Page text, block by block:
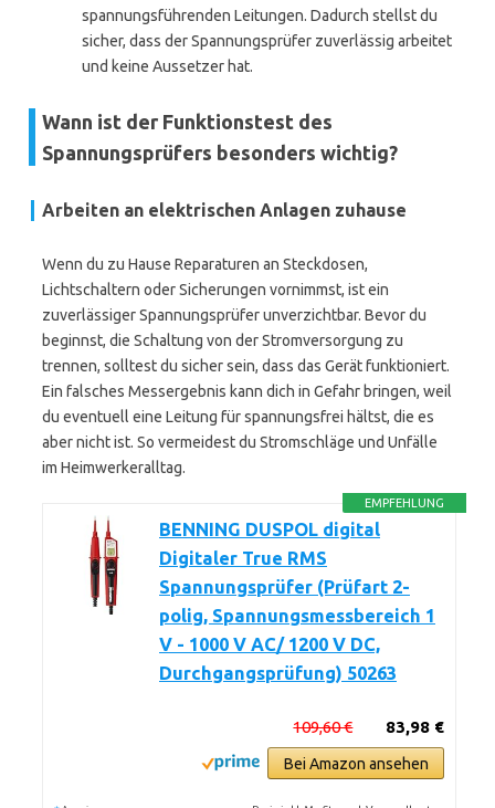
spannungsführenden Leitungen. Dadurch stellst du
sicher, dass der Spannungsprüfer zuverlässig arbeitet
und keine Aussetzer hat.
Wann ist der Funktionstest des
Spannungsprüfers besonders wichtig?
Arbeiten an elektrischen Anlagen zuhause
Wenn du zu Hause Reparaturen an Steckdosen,
Lichtschaltern oder Sicherungen vornimmst, ist ein
zuverlässiger Spannungsprüfer unverzichtbar. Bevor du
beginnst, die Schaltung von der Stromversorgung zu
trennen, solltest du sicher sein, dass das Gerät funktioniert.
Ein falsches Messergebnis kann dich in Gefahr bringen, weil
du eventuell eine Leitung für spannungsfrei hältst, die es
aber nicht ist. So vermeidest du Stromschläge und Unfälle
im Heimwerkeralltag.
EMPFEHLUNG
BENNING DUSPOL digital
Digitaler True RMS
Spannungsprüfer (Prüfart 2-
polig, Spannungsmessbereich 1
V - 1000 V AC/ 1200 V DC,
Durchgangsprüfung) 50263
83,98 €
109,60 €
Bei Amazon ansehen